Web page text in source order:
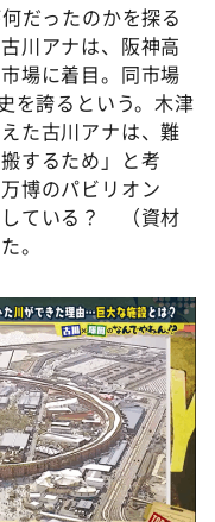
だったのかを探る
川アナは、阪神高
場に着目。同市場
を誇るという。木津
た古川アナは、難
するため」と考
博のパビリオン
している？ （資材
。